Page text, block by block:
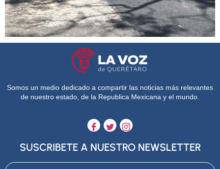
Somos un medio dedicado a compartir las noticias más relevantes
de nuestro estado, de la Republica Mexicana y el mundo.
SUSCRIBETE A NUESTRO NEWSLETTER